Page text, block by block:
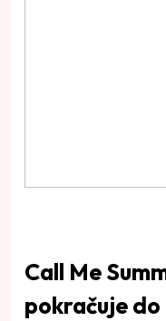
Call Me
pokračuje do